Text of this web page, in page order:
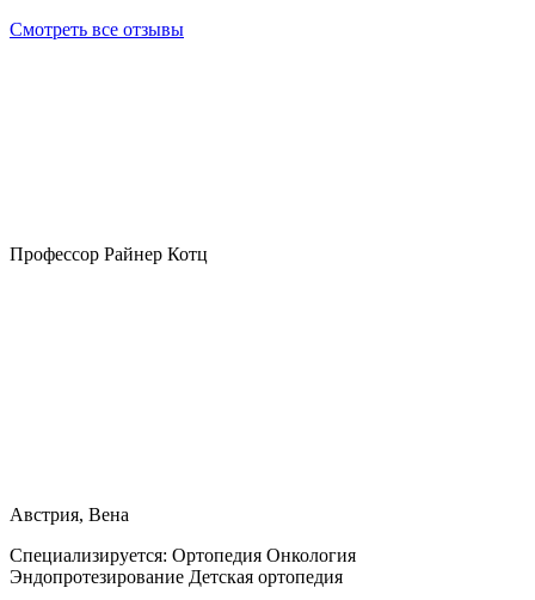
Смотреть все отзывы
Профессор Райнер Котц
Австрия, Вена
Специализируется: Ортопедия Онкология
Эндопротезирование Детская ортопедия